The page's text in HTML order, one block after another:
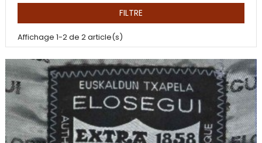
FILTRE
Affichage 1-2 de 2 article(s)